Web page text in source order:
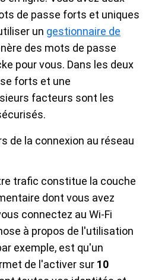
de passe forts et uniques
un gestionnaire de
des mots de passe
pour vous. Dans les deux
forts et une
facteurs sont les
de la connexion au réseau
trafic constitue la couche
dont vous avez
connectez au Wi-Fi
à propos de l'utilisation
exemple, est qu'un
de l'activer sur 10